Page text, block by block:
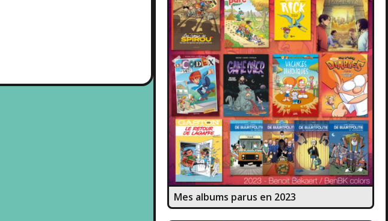
Mes albums parus en 2023